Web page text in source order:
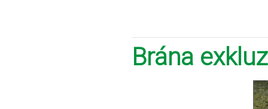
Brána